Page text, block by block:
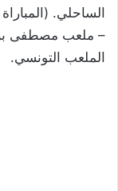
الساحلي.
– ملعب مصطفى بن
الملعب التونسي.